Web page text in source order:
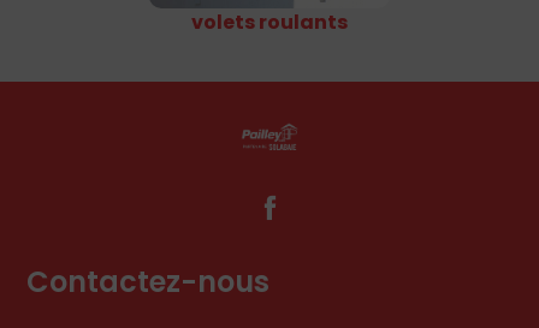
volets roulants
Contactez-nous